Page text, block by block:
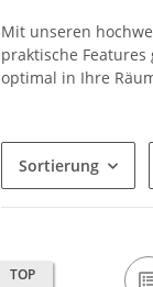
Mit unseren
praktische
optimal in Ihre
Sortierung
TOP